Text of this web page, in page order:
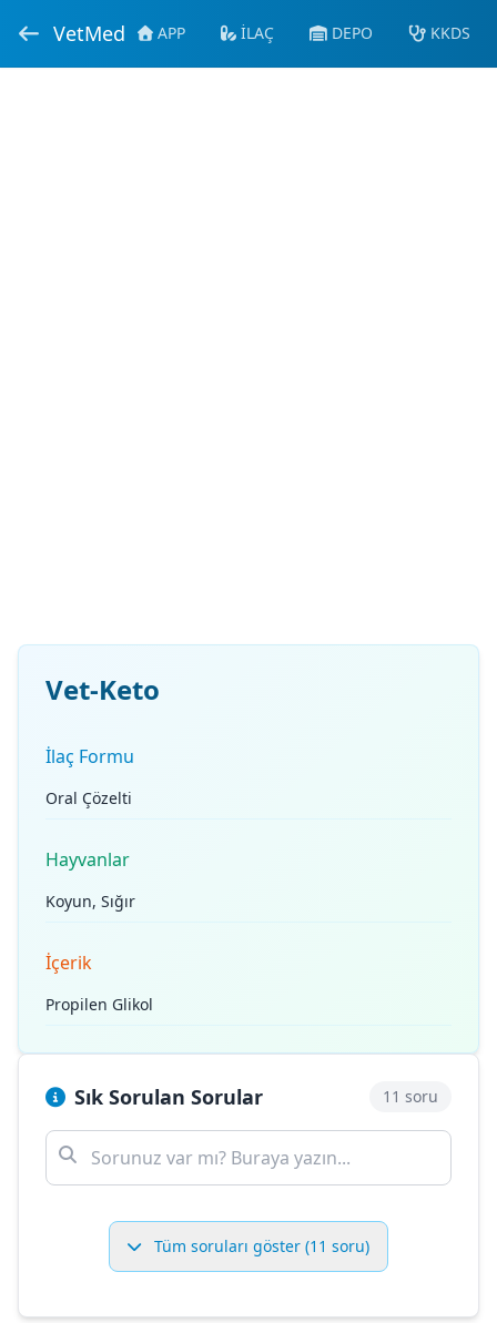
VetMed APP İLAÇ DEPO KKDS
Vet-Keto
İlaç Formu
Oral Çözelti
Hayvanlar
Koyun, Sığır
İçerik
Propilen Glikol
Sık Sorulan Sorular 11 soru
Tüm soruları göster (11 soru)